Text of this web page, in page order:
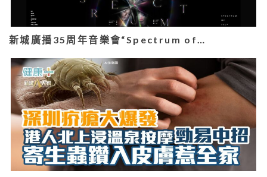
新城廣播35周年音樂會“Spectrum of…